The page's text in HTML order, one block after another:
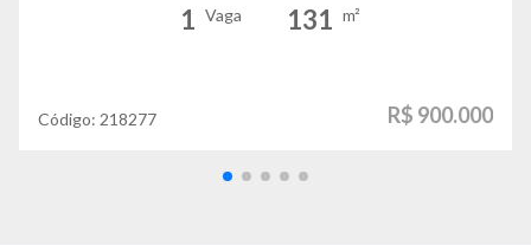
1 Vaga 131 m²
Código: 218277 R$ 900.000